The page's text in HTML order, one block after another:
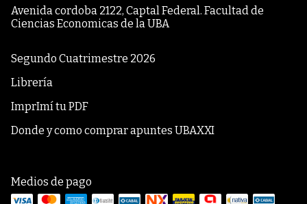
Avenida cordoba 2122, Captal Federal. Facultad de
Ciencias Economicas de la UBA
Segundo Cuatrimestre 2026
Librería
ImprImí tu PDF
Donde y como comprar apuntes UBAXXI
Medios de pago